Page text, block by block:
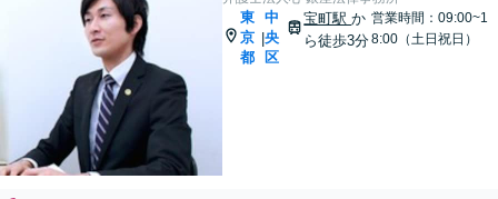
東
京
都
|
中
央
区
宝町駅か
ら徒歩3分
営業時間：09:00~1
8:00（土日祝日）